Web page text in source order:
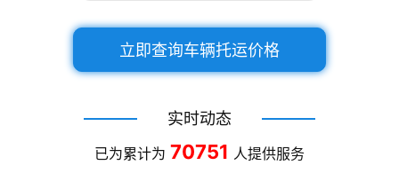
立即查询车辆托运价格
实时动态
已为累计为 70751 人提供服务